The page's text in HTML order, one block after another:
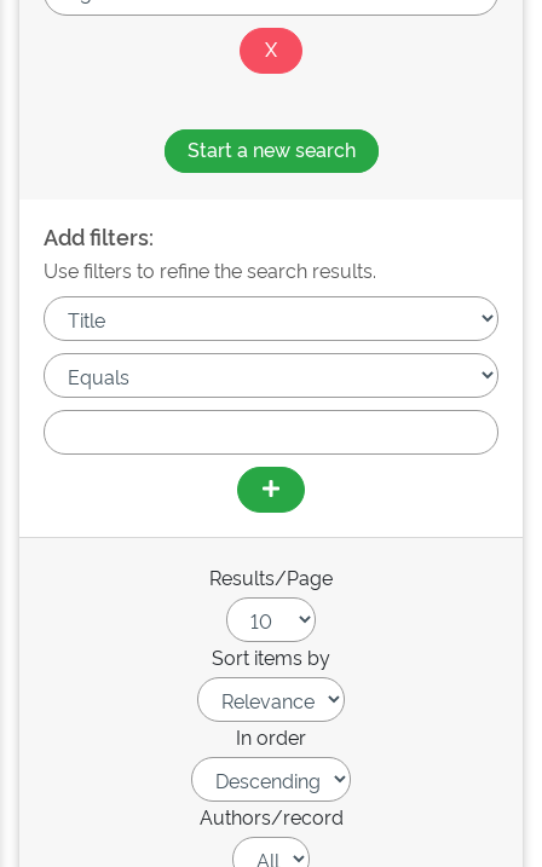
Start a new search
Add filters:
Use filters to refine the search results.
Results/Page
Sort items by
In order
Authors/record